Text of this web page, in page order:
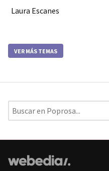
Laura Escanes
VER MÁS TEMAS